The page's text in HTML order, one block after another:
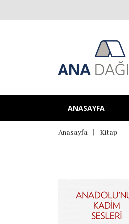
ANASAYFA
Anasayfa Kitap